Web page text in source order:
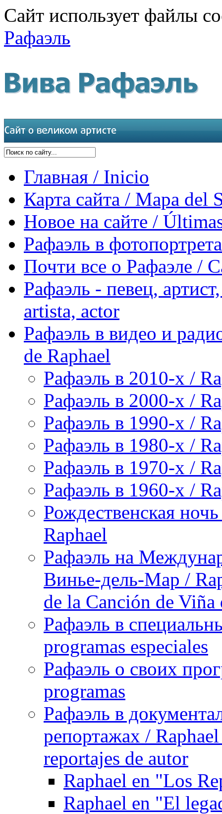
Сайт использует файлы
Рафаэль
Главная / Inicio
Карта сайта / Mapa del
Новое на сайте /
Рафаэль в
Почти все о Рафаэле /
Рафаэль - певец,
artista, actor
Рафаэль в видео и
de Raphael
Рафаэль в 2010-х /
Рафаэль в 2000-х /
Рафаэль в 1990-х /
Рафаэль в 1980-х /
Рафаэль в 1970-х /
Рафаэль в 1960-х /
Рождественская
Raphael
Рафаэль на
Винье-дель-Мар /
de la Canción de
Рафаэль в
programas especiales
Рафаэль о своих
programas
Рафаэль в
репортажах /
reportajes de autor
Raphael en "Los
Raphael en "El